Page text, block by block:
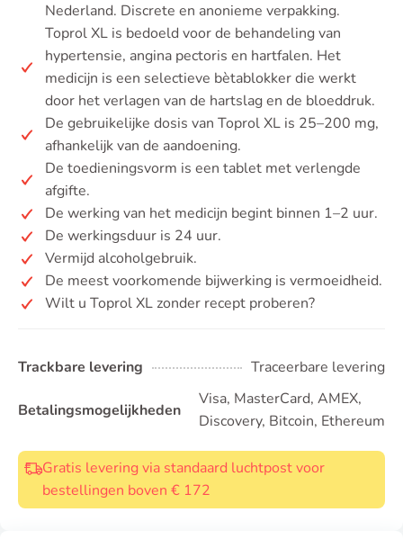
Nederland. Discrete en anonieme verpakking.
Toprol XL is bedoeld voor de behandeling van
hypertensie, angina pectoris en hartfalen. Het
medicijn is een selectieve bètablokker die werkt
door het verlagen van de hartslag en de bloeddruk.
De gebruikelijke dosis van Toprol XL is 25–200 mg,
afhankelijk van de aandoening.
De toedieningsvorm is een tablet met verlengde
afgifte.
De werking van het medicijn begint binnen 1–2 uur.
De werkingsduur is 24 uur.
Vermijd alcoholgebruik.
De meest voorkomende bijwerking is vermoeidheid.
Wilt u Toprol XL zonder recept proberen?
Trackbare levering Traceerbare levering
Betalingsmogelijkheden
Visa, MasterCard, AMEX,
Discovery, Bitcoin, Ethereum
Gratis levering via standaard luchtpost voor
bestellingen boven € 172